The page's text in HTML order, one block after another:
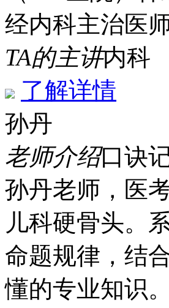
经内科主治医师
TA的主讲内科
了解详情
孙丹
老师介绍口诀
孙丹老师，医
儿科硬骨头。
命题规律，结
懂的专业知识。